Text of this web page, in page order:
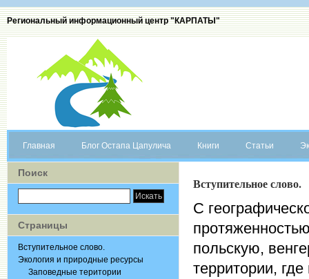
Региональный информационный центр "КАРПАТЫ"
Главная Блог Остапа Цапулича Книги Статьи
Поиск
Страницы
Вступительное слово.
Экология и природные ресурсы
Заповедные територии
Вступительное слово.
С
польскую,
территории,